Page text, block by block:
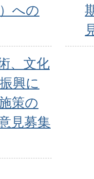
への
、文化
興に
策の
見募集